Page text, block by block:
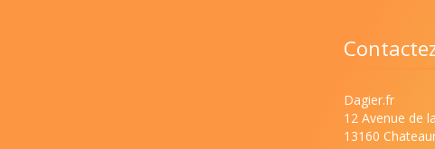
Dagier.fr
12 Avenue de
13160